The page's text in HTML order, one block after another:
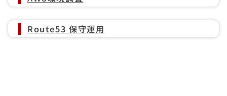
Route53 保守運用